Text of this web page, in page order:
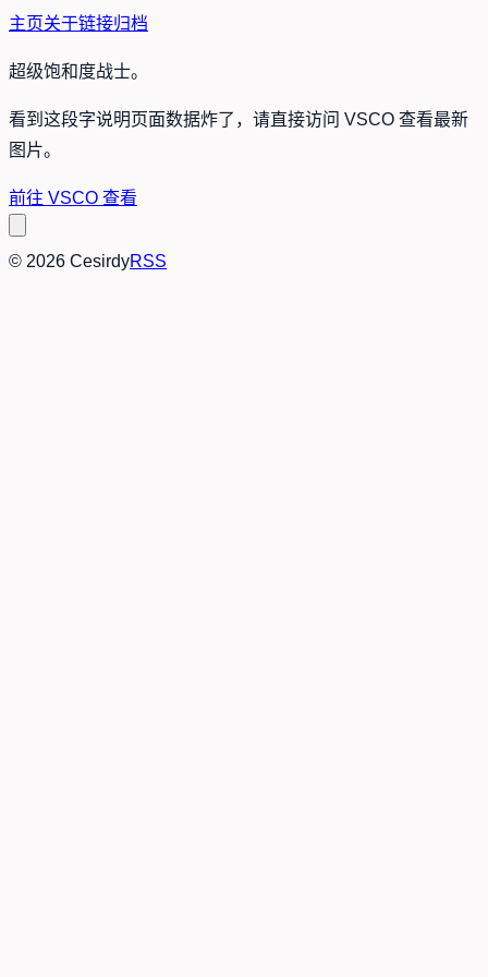
主页关于链接归档
超级饱和度战士。
看到这段字说明页面数据炸了，请直接访问 VSCO 查看最新
图片。
前往 VSCO 查看
© 2026 CesirdyRSS